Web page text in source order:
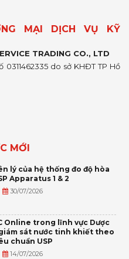
MẠI DỊCH VỤ KỸ
TRADING CO., LTD
do sở KHĐT TP Hồ
MỚI
lý của hệ thống đo độ hòa
Apparatus 1 & 2
30/07/2026
Online trong lĩnh vực Dược
sát nước tinh khiết theo
chuẩn USP
14/07/2026